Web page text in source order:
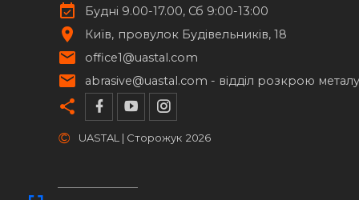
Будні 9.00-17.00, Сб 9:00-13:00
Київ
провулок Будівельників, 18
office1@uastal.com
abrasive@uastal.com - відділ розкрою металу
© UASTAL | Сторожук 2026